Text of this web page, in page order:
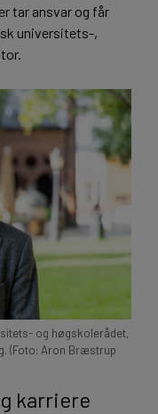
tar ansvar og får
universitets-,
og høgskolerådet,
(Foto: Aron Bræstrup
karriere